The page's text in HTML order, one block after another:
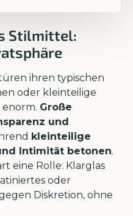
Stilmittel:
ihren typischen
oder kleinteilige
enorm. Große
und
kleinteilige
Intimität betonen.
eine Rolle: Klarglas
oder
Diskretion, ohne